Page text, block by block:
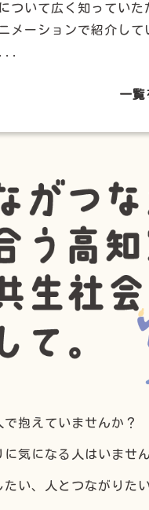
ついて広く知っていた
メーションで紹介して
一覧
で抱えていませんか？
気になる人はいませ
たい、人とつながりた